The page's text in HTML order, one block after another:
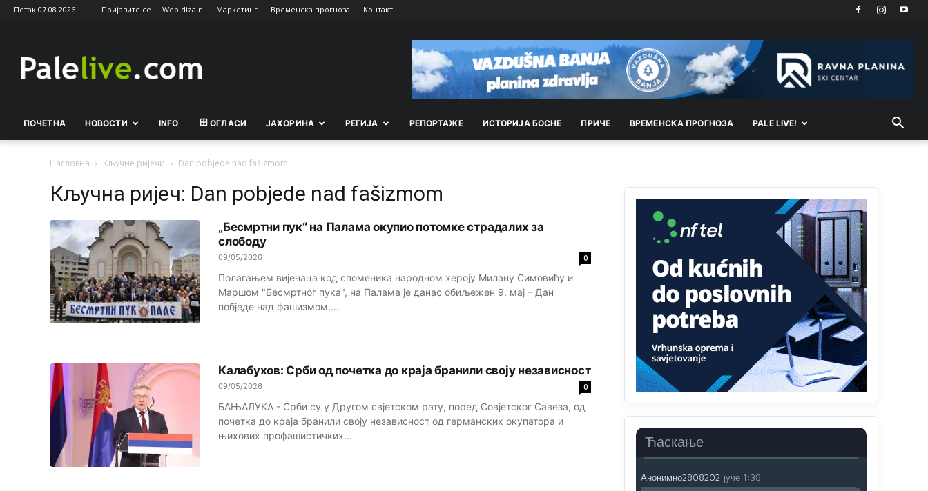
Петак 07.08.2026. Пријавите се Web dizajn Маркетинг Временска прогноза Контакт
ПОЧЕТНА НОВОСТИ INFO ОГЛАСИ ЈАХОРИНА РEГИЈА РEПОРТАЖE ИСТОРИЈА БОСНЕ ПРИЧЕ ВРEМEНСКА ПРОГНОЗА PALE LIVE!
Насловна Кључне ријечи Dan pobjede nad fašizmom
Кључна ријеч: Dan pobjede nad fašizmom
„Бесмртни пук“ на Палама окупио потомке страдалих за
слободу
09/05/2026 0
Полагањем вијенаца код споменика народном хероју Милану Симовићу и
Маршом "Бесмртног пука", на Палама је данас обиљежен 9. мај – Дан
побједе над фашизмом,...
Калабухов: Срби од почетка до краја бранили своју независност
09/05/2026 0
БАЊАЛУКА - Срби су у Другом свјетском рату, поред Совјетског Савеза, од
почетка до краја бранили своју независност од германских окупатора и
њихових профашистичких...
Ћаскање
šalju poštom a da ne dolaze? Kurko
Анонимно2807791 јуче 11:39
БиХ није гласала да је тзв.Косово држава.
Анонимно2807895 јуче 12:16
Drzi pod kontrolom tri stvari jezik,karakter i
ponasanje...Uzivotu brani tri stvari:cast,prijatelja i
zivota iskljuci tri stvari uvredu,neznanje
zavist.Sve dok si ziv gaji tri stvari
dobrotu,pamet i prijateljstvo!!
Анонимно2806721 јуче 12:39
791 BiH nije priznala Kosovo kao nezavisnu
državu jer genocidna tvorevina pravi smetnju a
recimo Srbija je davno
priznala.Na svakom
proizvodu iz Srbije stoji -uvoznik za Kosovo
Анонимно2806721 јуче 12:45
Sve i da se nekim čudom vojska Srbije "vrati" na
koga da brani? A imamo vojsku Kosova kojoj
želimo svako dobro i da se što bolje opreme
Анонимно2808202 јуче 1:38